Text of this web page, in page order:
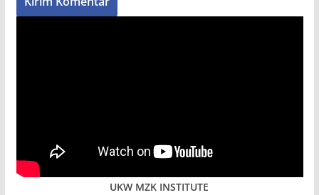
UKW MZK INSTITUTE